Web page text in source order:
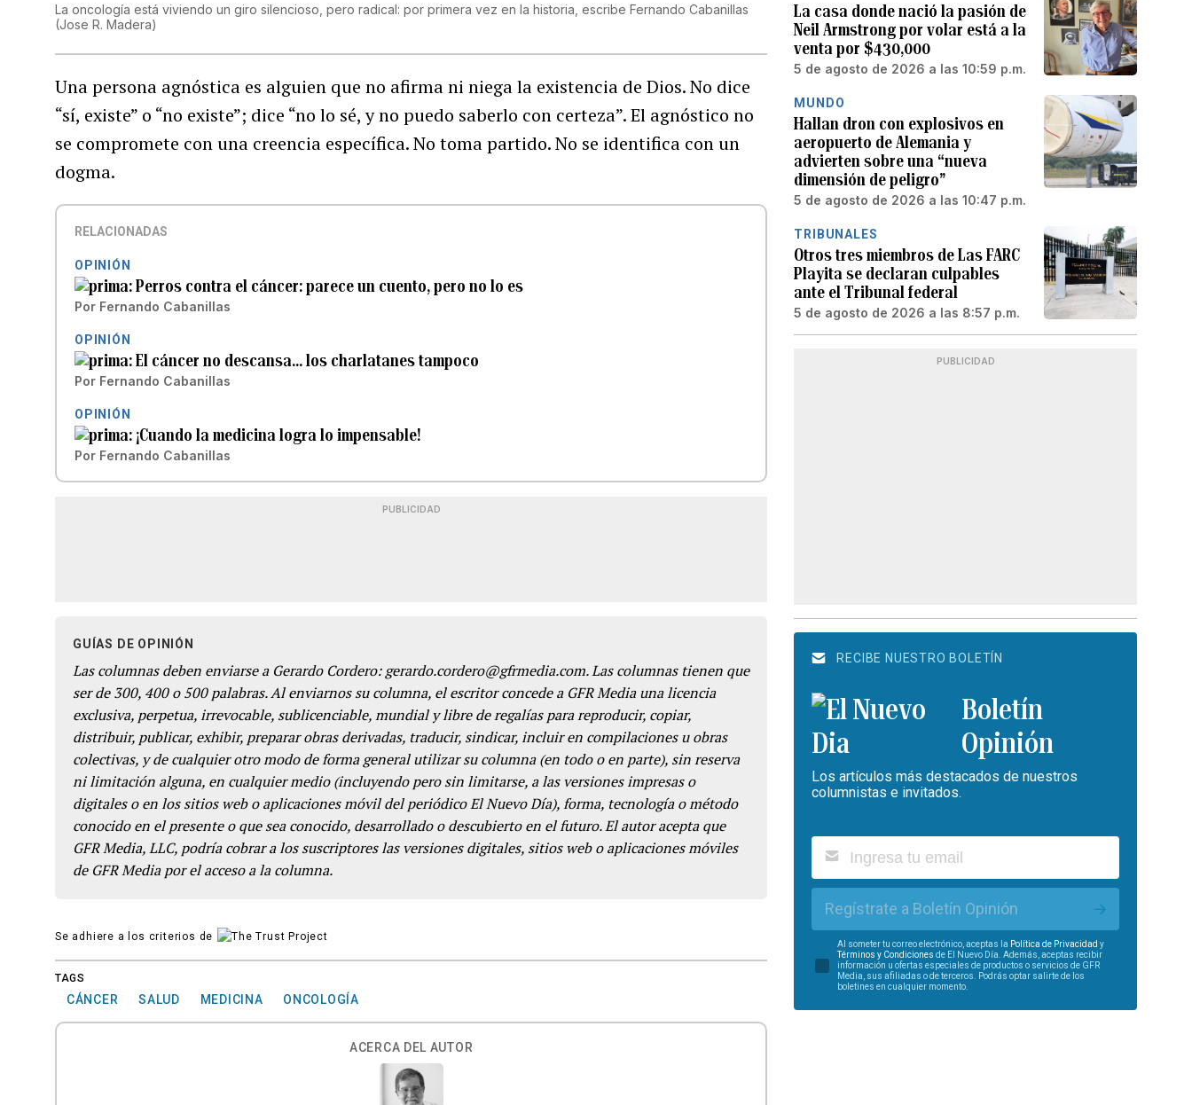
La oncología está viviendo un giro silencioso, pero radical: por primera vez en la historia, escribe Fernando Cabanillas
(Jose R. Madera)
Una persona agnóstica es alguien que no afirma ni niega la existencia de Dios. No dice
“sí, existe” o “no existe”; dice “no lo sé, y no puedo saberlo con certeza”. El agnóstico no
se compromete con una creencia específica. No toma partido. No se identifica con un
dogma.
RELACIONADAS
OPINIÓN
Perros contra el cáncer: parece un cuento, pero no lo es
Por Fernando Cabanillas
OPINIÓN
El cáncer no descansa… los charlatanes tampoco
Por Fernando Cabanillas
OPINIÓN
¡Cuando la medicina logra lo impensable!
Por Fernando Cabanillas
PUBLICIDAD
GUÍAS DE OPINIÓN
Las columnas deben enviarse a Gerardo Cordero: gerardo.cordero@gfrmedia.com. Las columnas tienen que
ser de 300, 400 o 500 palabras. Al enviarnos su columna, el escritor concede a GFR Media una licencia
exclusiva, perpetua, irrevocable, sublicenciable, mundial y libre de regalías para reproducir, copiar,
distribuir, publicar, exhibir, preparar obras derivadas, traducir, sindicar, incluir en compilaciones u obras
colectivas, y de cualquier otro modo de forma general utilizar su columna (en todo o en parte), sin reserva
ni limitación alguna, en cualquier medio (incluyendo pero sin limitarse, a las versiones impresas o
digitales o en los sitios web o aplicaciones móvil del periódico El Nuevo Día), forma, tecnología o método
conocido en el presente o que sea conocido, desarrollado o descubierto en el futuro. El autor acepta que
GFR Media, LLC, podría cobrar a los suscriptores las versiones digitales, sitios web o aplicaciones móviles
de GFR Media por el acceso a la columna.
Se adhiere a los criterios de
TAGS
CÁNCER SALUD MEDICINA ONCOLOGÍA
ACERCA DEL AUTOR
La casa donde nació la pasión de
Neil Armstrong por volar está a la
venta por $430,000
5 de agosto de 2026 a las 10:59 p.m.
MUNDO
Hallan dron con explosivos en
aeropuerto de Alemania y
advierten sobre una “nueva
dimensión de peligro”
5 de agosto de 2026 a las 10:47 p.m.
TRIBUNALES
Otros tres miembros de Las FARC
Playita se declaran culpables
ante el Tribunal federal
5 de agosto de 2026 a las 8:57 p.m.
PUBLICIDAD
RECIBE NUESTRO BOLETÍN
Boletín
Opinión
Los artículos más destacados de nuestros
columnistas e invitados.
Regístrate a Boletín Opinión
Al someter tu correo electrónico, aceptas la Política de Privacidad y
Términos y Condiciones de El Nuevo Día. Además, aceptas recibir
información u ofertas especiales de productos o servicios de GFR
Media, sus afiliadas o de terceros. Podrás optar salirte de los
boletines en cualquier momento.